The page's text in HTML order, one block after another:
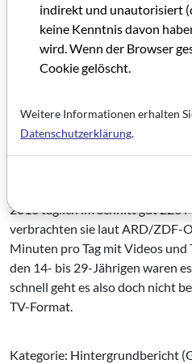
Serie, wie Zeitzeugen den Krieg
Doch wie geht es nun weiter?
Videos dem klassischen
ablaufen? Im Web-TV Monitor
nicht einmal die Hälfte dieser
kostendeckend. Wie lange
Außerdem verteidigt in Sachen
tapfer seine Vormachtstellung
2010 täglich im Schnitt gut 220
verbrachten sie laut ARD/ZDF-
Minuten pro Tag mit Videos und
den 14- bis 29-Jährigen waren
schnell geht es also doch nicht
TV-Format.
Kategorie: Hintergrundbericht
indirekt und unautorisiert
keine Kenntnis davon
wird. Wenn der Browser
Cookie gelöscht.
Weitere Informationen erhalten
Datenschutzerklärung.